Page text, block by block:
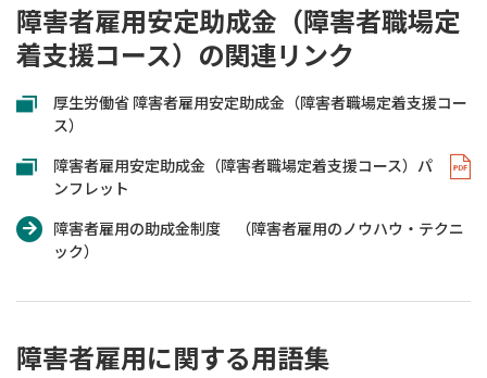
障害者雇用安定助成金（障害者職場定
着支援コース）の関連リンク
厚生労働省 障害者雇用安定助成金（障害者職場定着支援コー
ス）
障害者雇用安定助成金（障害者職場定着支援コース）パ
ンフレット
障害者雇用の助成金制度 （障害者雇用のノウハウ・テクニ
ック）
障害者雇用に関する用語集